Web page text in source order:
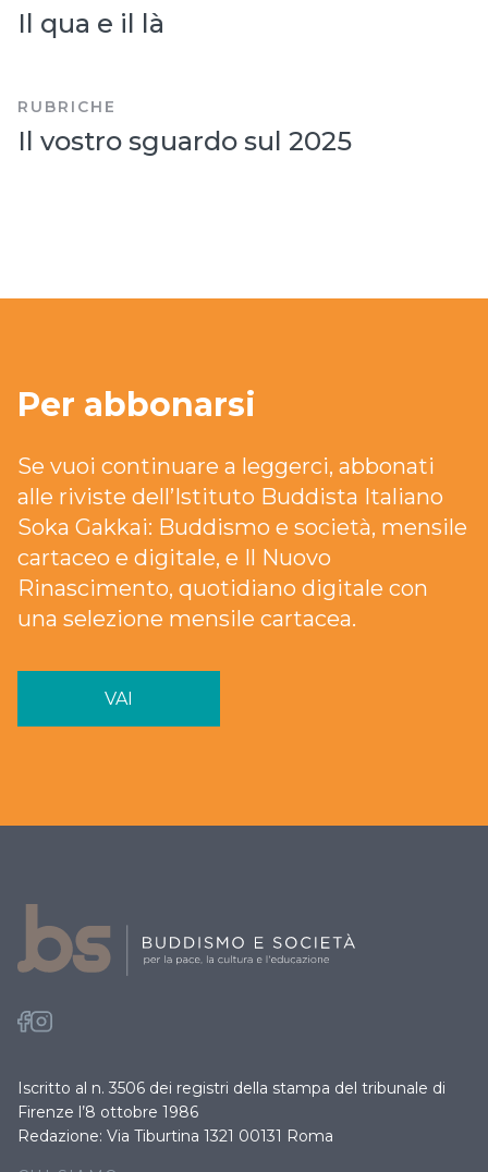
Il qua e il là
RUBRICHE
Il vostro sguardo sul 2025
Per abbonarsi
Se vuoi continuare a leggerci, abbonati
alle riviste dell’Istituto Buddista Italiano
Soka Gakkai: Buddismo e società, mensile
cartaceo e digitale, e Il Nuovo
Rinascimento, quotidiano digitale con
una selezione mensile cartacea.
VAI
Iscritto al n. 3506 dei registri della stampa del tribunale di
Firenze l’8 ottobre 1986
Redazione: Via Tiburtina 1321 00131 Roma